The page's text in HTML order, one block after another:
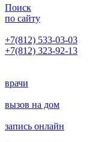
Поиск
по сайту
+7(812) 533-03-03
+7(812) 323-92-13
врачи
вызов на дом
запись онлайн